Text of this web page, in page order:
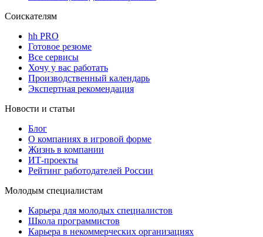
Соискателям
hh PRO
Готовое резюме
Все сервисы
Хочу у вас работать
Производственный календарь
Экспертная рекомендация
Новости и статьи
Блог
О компаниях в игровой форме
Жизнь в компании
ИТ-проекты
Рейтинг работодателей России
Молодым специалистам
Карьера для молодых специалистов
Школа программистов
Карьера в некоммерческих организациях